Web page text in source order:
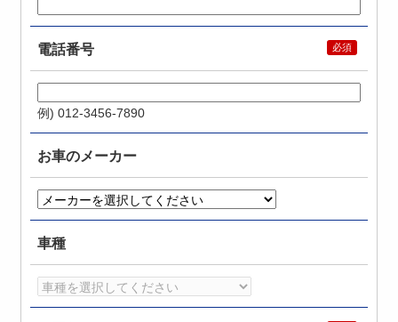
電話番号
例) 012-3456-7890
お車のメーカー
車種